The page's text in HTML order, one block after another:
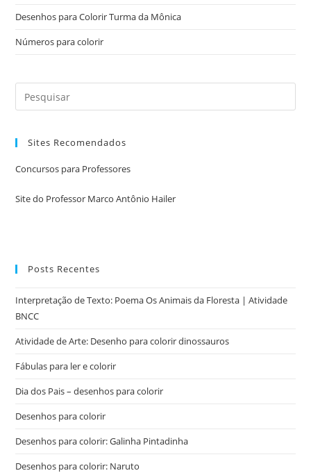
Desenhos para Colorir Turma da Mônica
Números para colorir
Sites Recomendados
Concursos para Professores
Site do Professor Marco Antônio Hailer
Posts Recentes
Interpretação de Texto: Poema Os Animais da Floresta | Atividade
BNCC
Atividade de Arte: Desenho para colorir dinossauros
Fábulas para ler e colorir
Dia dos Pais – desenhos para colorir
Desenhos para colorir
Desenhos para colorir: Galinha Pintadinha
Desenhos para colorir: Naruto